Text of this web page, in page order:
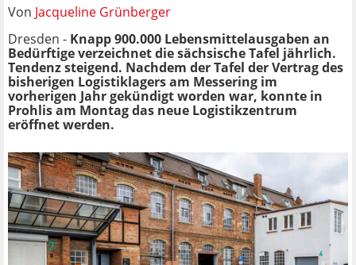
Von Jacqueline Grünberger
Dresden - Knapp 900.000 Lebensmittelausgaben an
Bedürftige verzeichnet die sächsische Tafel jährlich.
Tendenz steigend. Nachdem der Tafel der Vertrag des
bisherigen Logistiklagers am Messering im
vorherigen Jahr gekündigt worden war, konnte in
Prohlis am Montag das neue Logistikzentrum
eröffnet werden.